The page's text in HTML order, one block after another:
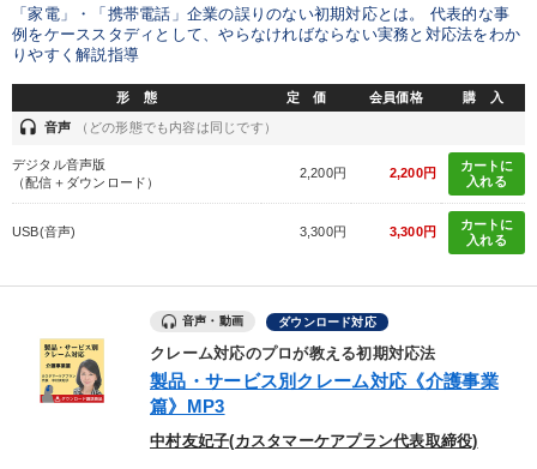
IT・サービス・金融業 コンサルタント 専門家
キーワード
販売戦略 AI
ランチェスター戦略
経営音声・動画を探す refresh
全国経営者セミナー収録物以外の経営教材（全761タイトル）からお探
しいただけます
「家電」・「携帯電話」企業の誤りのない初期対応とは。 代表的な事
例をケーススタディとして、やらなければならない実務と対応法をわか
りやすく解説指導
形 態 定 価 会員価格 購 入
headset 音声 （どの形態でも内容は同じです）
デジタル音声版
（配信＋ダウンロード）
2,200円 2,200円
カートに
入れる
USB(音声) 3,300円 3,300円
カートに
入れる
音声・動画 ダウンロード対応
クレーム対応のプロが教える初期対応法
製品・サービス別クレーム対応《介護事業
篇》MP3
中村友妃子(カスタマーケアプラン代表取締役)